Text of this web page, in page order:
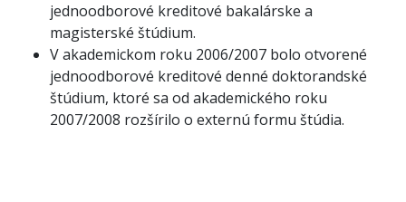
jednoodborové kreditové bakalárske a
magisterské štúdium.
V akademickom roku 2006/2007 bolo otvorené
jednoodborové kreditové denné doktorandské
štúdium, ktoré sa od akademického roku
2007/2008 rozšírilo o externú formu štúdia.